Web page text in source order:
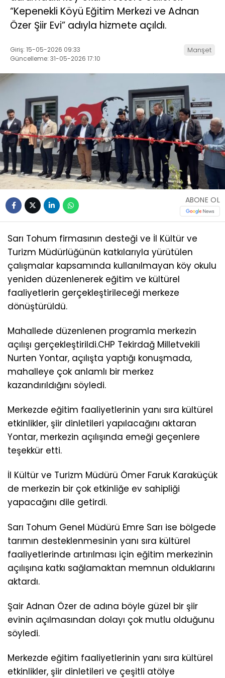
“Kepenekli Köyü Eğitim Merkezi ve Adnan
Özer Şiir Evi” adıyla hizmete açıldı.
Giriş: 15-05-2026 09:33
Güncelleme: 31-05-2026 17:10
Manşet
ABONE OL
Sarı Tohum firmasının desteği ve İl Kültür ve
Turizm Müdürlüğünün katkılarıyla yürütülen
çalışmalar kapsamında kullanılmayan köy okulu
yeniden düzenlenerek eğitim ve kültürel
faaliyetlerin gerçekleştirileceği merkeze
dönüştürüldü.
Mahallede düzenlenen programla merkezin
açılışı gerçekleştirildi.CHP Tekirdağ Milletvekili
Nurten Yontar, açılışta yaptığı konuşmada,
mahalleye çok anlamlı bir merkez
kazandırıldığını söyledi.
Merkezde eğitim faaliyetlerinin yanı sıra kültürel
etkinlikler, şiir dinletileri yapılacağını aktaran
Yontar, merkezin açılışında emeği geçenlere
teşekkür etti.
İl Kültür ve Turizm Müdürü Ömer Faruk Karaküçük
de merkezin bir çok etkinliğe ev sahipliği
yapacağını dile getirdi.
Sarı Tohum Genel Müdürü Emre Sarı ise bölgede
tarımın desteklenmesinin yanı sıra kültürel
faaliyetlerinde artırılması için eğitim merkezinin
açılışına katkı sağlamaktan memnun olduklarını
aktardı.
Şair Adnan Özer de adına böyle güzel bir şiir
evinin açılmasından dolayı çok mutlu olduğunu
söyledi.
Merkezde eğitim faaliyetlerinin yanı sıra kültürel
etkinlikler, şiir dinletileri ve çeşitli atölye